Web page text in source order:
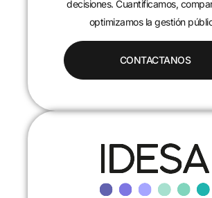
decisiones. Cuantificamos,
optimizamos la gestión
CONTACTANOS